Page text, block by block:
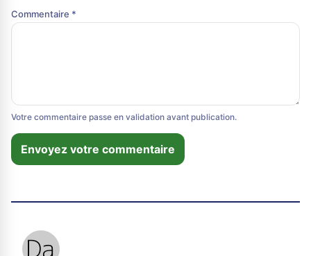
Commentaire *
Votre commentaire passe en validation avant publication.
Envoyez votre commentaire